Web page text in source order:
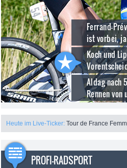
Ferrand-
ist vorbei,
Koch und
Aldag nach
Rennen von
Heute im Live-Ticker: Tour de France
PROFI-RADSPORT